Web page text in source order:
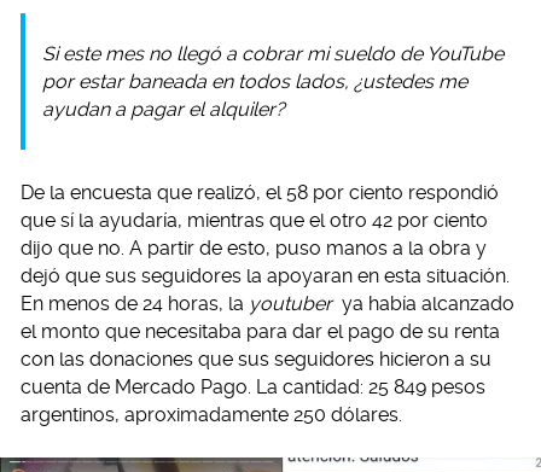
Si este mes no llegó a cobrar mi sueldo de YouTube
por estar baneada en todos lados, ¿ustedes me
ayudan a pagar el alquiler?
De la encuesta que realizó, el 58 por ciento respondió
que sí la ayudaría, mientras que el otro 42 por ciento
dijo que no. A partir de esto, puso manos a la obra y
dejó que sus seguidores la apoyaran en esta situación.
En menos de 24 horas, la youtuber ya había alcanzado
el monto que necesitaba para dar el pago de su renta
con las donaciones que sus seguidores hicieron a su
cuenta de Mercado Pago. La cantidad: 25 849 pesos
argentinos, aproximadamente 250 dólares.